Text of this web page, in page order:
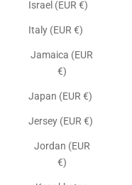
Israel (EUR €)
Italy (EUR €)
Jamaica (EUR
€)
Japan (EUR €)
Jersey (EUR €)
Jordan (EUR
€)